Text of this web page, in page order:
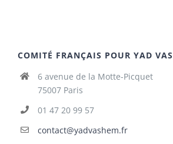
COMITÉ FRANÇAIS POUR YAD
6 avenue de la Motte-Picquet
75007 Paris
01 47 20 99 57
contact@yadvashem.fr